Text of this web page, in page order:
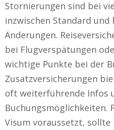
Stornierungen sind bei
inzwischen Standard
Änderungen.
bei Flugverspätungen
wichtige Punkte bei der
Zusatzversicherungen
oft weiterführende Infos
Buchungsmöglichkeiten.
Visum voraussetzt,